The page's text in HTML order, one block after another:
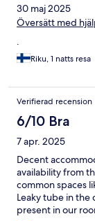
30 maj 2025
Översätt med
.
Riku, 1 natts resa
Verifierad recension
6/10 Bra
7 apr. 2025
Decent
availability from
common spaces
Leaky tube in the
present in our